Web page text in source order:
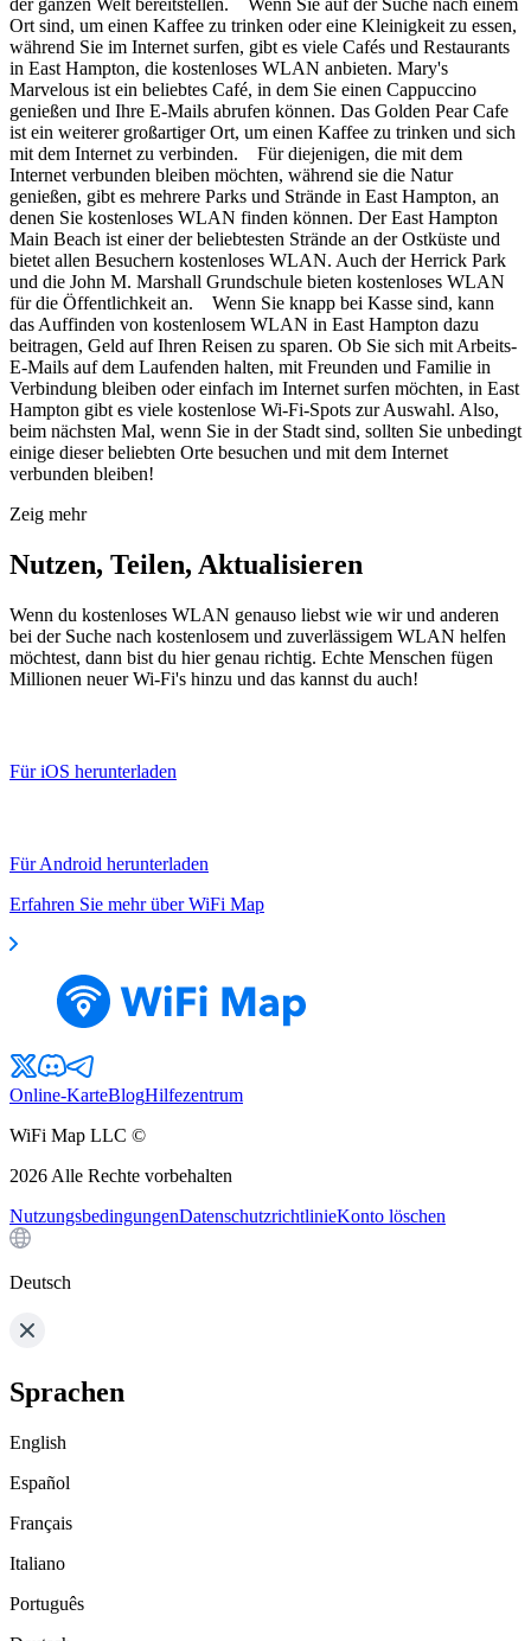
der ganzen Welt bereitstellen. Wenn Sie auf der Suche nach einem
Ort sind, um einen Kaffee zu trinken oder eine Kleinigkeit zu essen,
während Sie im Internet surfen, gibt es viele Cafés und Restaurants
in East Hampton, die kostenloses WLAN anbieten. Mary's
Marvelous ist ein beliebtes Café, in dem Sie einen Cappuccino
genießen und Ihre E-Mails abrufen können. Das Golden Pear Cafe
ist ein weiterer großartiger Ort, um einen Kaffee zu trinken und sich
mit dem Internet zu verbinden. Für diejenigen, die mit dem
Internet verbunden bleiben möchten, während sie die Natur
genießen, gibt es mehrere Parks und Strände in East Hampton, an
denen Sie kostenloses WLAN finden können. Der East Hampton
Main Beach ist einer der beliebtesten Strände an der Ostküste und
bietet allen Besuchern kostenloses WLAN. Auch der Herrick Park
und die John M. Marshall Grundschule bieten kostenloses WLAN
für die Öffentlichkeit an. Wenn Sie knapp bei Kasse sind, kann
das Auffinden von kostenlosem WLAN in East Hampton dazu
beitragen, Geld auf Ihren Reisen zu sparen. Ob Sie sich mit Arbeits-
E-Mails auf dem Laufenden halten, mit Freunden und Familie in
Verbindung bleiben oder einfach im Internet surfen möchten, in East
Hampton gibt es viele kostenlose Wi-Fi-Spots zur Auswahl. Also,
beim nächsten Mal, wenn Sie in der Stadt sind, sollten Sie unbedingt
einige dieser beliebten Orte besuchen und mit dem Internet
verbunden bleiben!
Zeig mehr
Nutzen, Teilen, Aktualisieren
Wenn du kostenloses WLAN genauso liebst wie wir und anderen
bei der Suche nach kostenlosem und zuverlässigem WLAN helfen
möchtest, dann bist du hier genau richtig. Echte Menschen fügen
Millionen neuer Wi-Fi's hinzu und das kannst du auch!
Für iOS herunterladen
Für Android herunterladen
Erfahren Sie mehr über WiFi Map
Online-KarteBlogHilfezentrum
WiFi Map LLC ©
2026 Alle Rechte vorbehalten
NutzungsbedingungenDatenschutzrichtlinieKonto löschen
Deutsch
Sprachen
English
Español
Français
Italiano
Português